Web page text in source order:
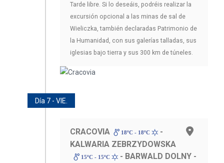
Tarde libre. Si lo deseáis, podréis realizar la
excursión opcional a las minas de sal de
Wieliczka, también declaradas Patrimonio de
la Humanidad, con sus galerías talladas, sus
iglesias bajo tierra y sus 300 km de túneles.
Día 7 - VIE.
CRACOVIA 18ºC - 18ºC
-
KALWARIA ZEBRZYDOWSKA
15ºC - 15ºC
- BARWALD DOLNY -